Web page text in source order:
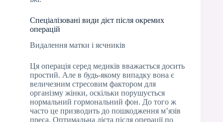
Спеціалізовані види дієт після окремих
операцій
Видалення матки і яєчників
Ця операція серед медиків вважається досить
простий. Але в будь-якому випадку вона є
величезним стресовим фактором для
організму жінки, оскільки порушується
нормальний гормональний фон. До того ж
часто це призводить до пошкодження м’язів
преса. Оптимальна дієта після операції по